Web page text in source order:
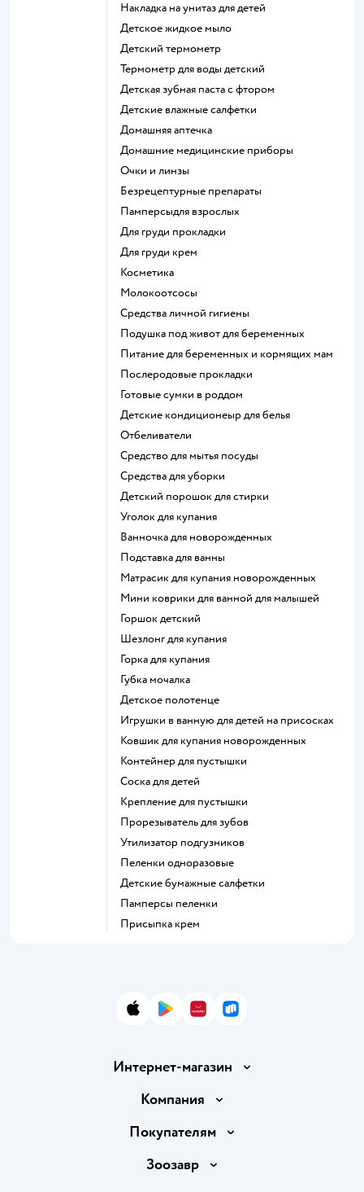
накладка на унитаз для детей
детское жидкое мыло
детский термометр
термометр для воды детский
детская зубная паста с фтором
детские влажные салфетки
домашняя аптечка
домашние медицинские приборы
очки и линзы
безрецептурные препараты
памперсыдля взрослых
для груди прокладки
для груди крем
косметика
Молокоотсосы
средства личной гигиены
подушка под живот для беременных
питание для беременных и кормящих мам
послеродовые прокладки
готовые сумки в роддом
детские кондиционеыр для белья
отбеливатели
средство для мытья посуды
средства для уборки
детский порошок для стирки
уголок для купания
ванночка для новорожденных
подставка для ванны
матрасик для купания новорожденных
мини коврики для ванной для малышей
горшок детский
шезлонг для купания
горка для купания
губка мочалка
детское полотенце
игрушки в ванную для детей на присосках
ковшик для купания новорожденных
контейнер для пустышки
соска для детей
крепление для пустышки
прорезыватель для зубов
утилизатор подгузников
пеленки одноразовые
детские бумажные салфетки
памперсы пеленки
присыпка крем
App StoreGoogle Play
AppGallery
RuStore
Интернет-магазин
Доставка и оплата
Обмен и возврат товара
Правила продажи
Компания
О компании
Инвесторам
Покупателям
Бонусные карты
Зоозавр